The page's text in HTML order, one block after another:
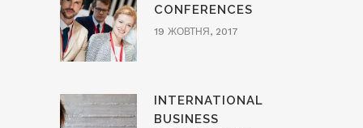
CONFERENCES
19 ЖОВТНЯ, 2017
INTERNATIONAL
BUSINESS